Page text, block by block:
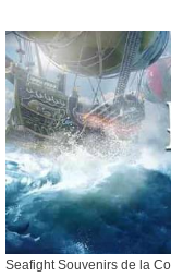
Seafight Souvenirs de la